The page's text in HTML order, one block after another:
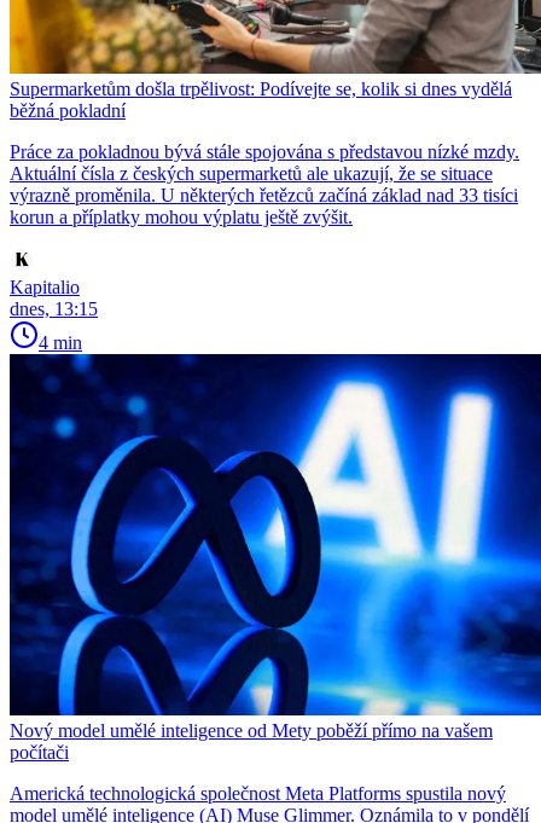
Supermarketům došla trpělivost: Podívejte se, kolik si dnes vydělá
běžná pokladní
Práce za pokladnou bývá stále spojována s představou nízké mzdy.
Aktuální čísla z českých supermarketů ale ukazují, že se situace
výrazně proměnila. U některých řetězců začíná základ nad 33 tisíci
korun a příplatky mohou výplatu ještě zvýšit.
Kapitalio
dnes, 13:15
4 min
Nový model umělé inteligence od Mety poběží přímo na vašem
počítači
Americká technologická společnost Meta Platforms spustila nový
model umělé inteligence (AI) Muse Glimmer. Oznámila to v pondělí